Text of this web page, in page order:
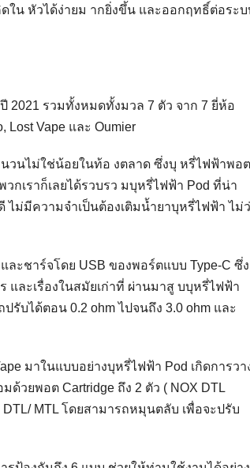
ใน หัวได้ง่ายม ากยิ่งขึ้น และออกฤทธิ์ต่อระบ
2021 รวมทั้งหมดทั้งมวล 7 ตัว จาก 7 ยี่ห้อ
Lost Vape และ Oumier
วนไม่ใช่น้อยในท้อ งตลาด ซึ่งบุ หรี่ไฟฟ้าพอ
กเราก็เลยได้รวบรว มบุหรี่ไฟฟ้า Pod ที่น่า
ม่มีความจำเป็นต้องเติมน้ำยาบุหรี่ไฟฟ้า ไม่
ละชาร์จโดย USB ของพอร์ตแบบ Type-C ซึ่ง
และเรื่องในสมัยเก่าที่ ผ่านมาสู บบุหรี่ไฟฟ้า
บได้ตอน 0.2 ohm ไปจนถึง 3.0 ohm และ
มาในแบบอย่างบุหรี่ไฟฟ้า Pod เกิดการวา
วยพอต Cartridge ถึง 2 ตัว ( NOX DTL
MTL โดยสามารถหมุนตลับ เพื่อจะปรับ